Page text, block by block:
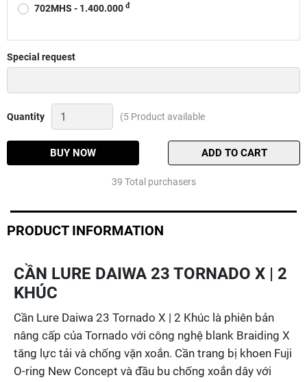
702MHS - 1.400.000 đ
Special request
Quantity
Cần
câu
Tornado
(5 Product available
BUY NOW ADD TO CART
39 Total purchasers
PRODUCT INFORMATION
CẦN LURE DAIWA 23 TORNADO X | 2
KHÚC
Cần Lure Daiwa 23 Tornado X | 2 Khúc là phiên bản
nâng cấp của Tornado với công nghệ blank Braiding X
tăng lực tải và chống vặn xoắn. Cần trang bị khoen Fuji
O-ring New Concept và đầu bu chống xoắn dây với